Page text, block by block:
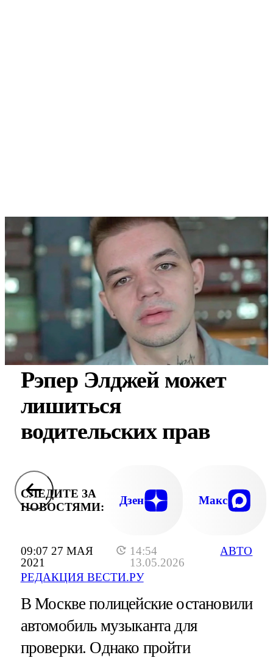
09:07 27 МАЯ
2021
14:54
13.05.2026
РЕДАКЦИЯ ВЕСТИ.РУ
АВТО
Рэпер Элджей может
лишиться
водительских прав
СЛЕДИТЕ ЗА
НОВОСТЯМИ:
Дзен Макс
В Москве полицейские остановили
автомобиль музыканта для
проверки. Однако пройти